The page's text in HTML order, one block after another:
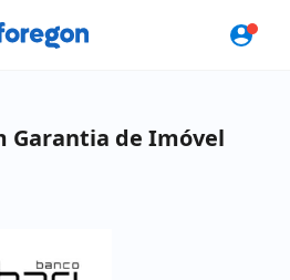
Garantia de Imóvel